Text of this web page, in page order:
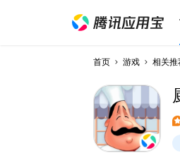
首页 游戏 相关推